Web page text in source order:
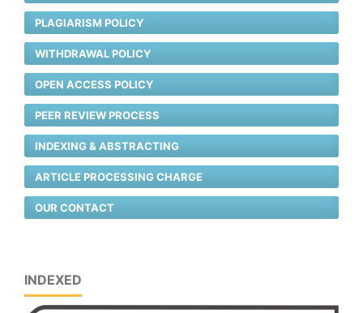
PLAGIARISM POLICY
WITHDRAWAL POLICY
OPEN ACCESS POLICY
PEER REVIEW PROCESS
INDEXING & ABSTRACTING
ARTICLE PROCESSING CHARGE
OUR CONTACT
INDEXED